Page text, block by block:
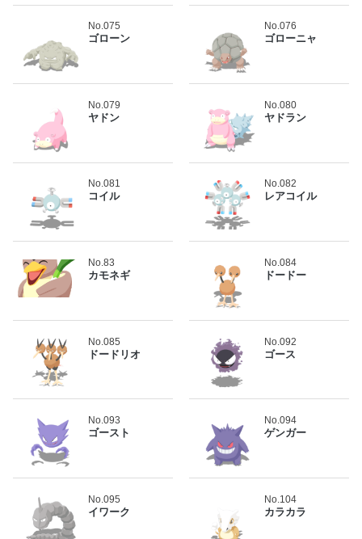
No.075
ゴローン
No.076
ゴローニャ
No.079
ヤドン
No.080
ヤドラン
No.081
コイル
No.082
レアコイル
No.83
カモネギ
No.084
ドードー
No.085
ドードリオ
No.092
ゴース
No.093
ゴースト
No.094
ゲンガー
No.095
イワーク
No.104
カラカラ